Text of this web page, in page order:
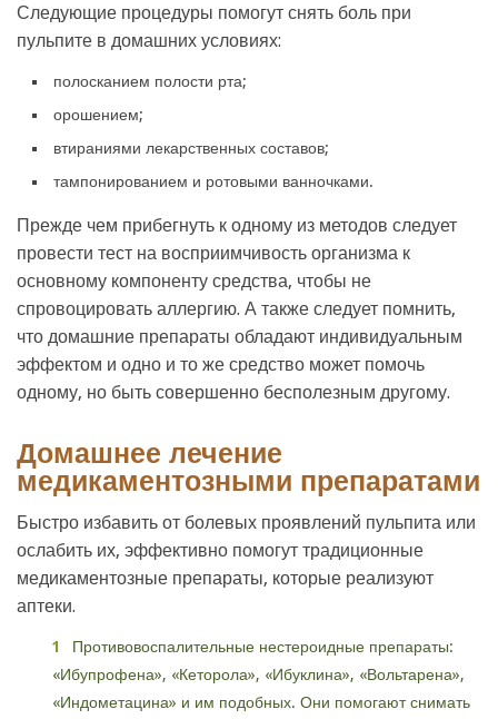
Следующие процедуры помогут снять боль при
пульпите в домашних условиях:
полосканием полости рта;
орошением;
втираниями лекарственных составов;
тампонированием и ротовыми ванночками.
Прежде чем прибегнуть к одному из методов следует
провести тест на восприимчивость организма к
основному компоненту средства, чтобы не
спровоцировать аллергию. А также следует помнить,
что домашние препараты обладают индивидуальным
эффектом и одно и то же средство может помочь
одному, но быть совершенно бесполезным другому.
Домашнее лечение
медикаментозными препаратами
Быстро избавить от болевых проявлений пульпита или
ослабить их, эффективно помогут традиционные
медикаментозные препараты, которые реализуют
аптеки.
Противовоспалительные нестероидные препараты:
«Ибупрофена», «Кеторола», «Ибуклина», «Вольтарена»,
«Индометацина» и им подобных. Они помогают снимать